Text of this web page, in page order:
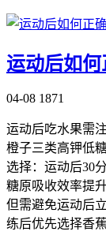
运动后如
04-08 1871
运动后吃水果需
橙子三类高钾低
选择：运动后30
糖原吸收效率提
但需避免运动后
练后优先选择香